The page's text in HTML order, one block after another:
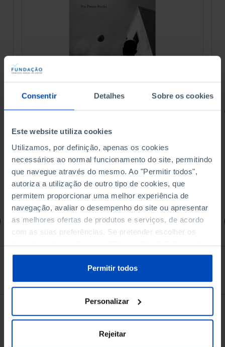
Consentir Detalhes Sobre os cookies
Este website utiliza cookies
Utilizamos, por definição, apenas os cookies
necessários ao normal funcionamento do site, permitindo
que navegue através do mesmo. Ao "Permitir todos",
autoriza a utilização de outro tipo de cookies, que
permitem proporcionar uma melhor experiência de
navegação, avaliar o desempenho do site ou apresentar
as melhores ofertas de produtos e serviços, de acordo
com as suas preferências. Se pretender escolher os
tipos de cookies, clique em "Personalizar". Saiba mais
sobre cookies através da gestão de preferências ou da
Política de Cookies.
Permitir todos
Personalizar
Rejeitar
RETRATOS
Promessas do Futebol
4,50 € 5,00 € -10%
Comprar
Também lhe pode